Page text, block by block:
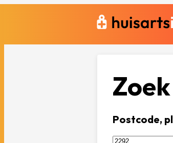
Postcode,